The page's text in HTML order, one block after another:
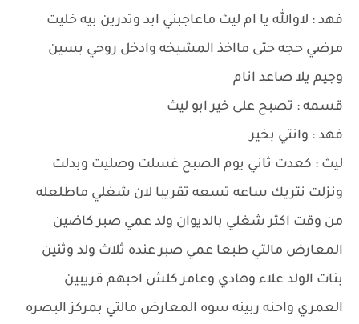
فهد : لاوالله يا ام ليث ماعاجبني ابد وتدرين بيه خليت
مرضي حجه حتى مااخذ المشيخه وادخل روحي بسين
وجيم يلا صاعد انام
قسمه : تصبح على خير ابو ليث
فهد : وانتي بخير
ليث : كعدت ثاني يوم الصبح غسلت وصليت وبدلت
ونزلت نتريك ساعه تسعه تقريبا لان شغلي ماطلعله
من وقت اكثر شغلي بالديوان ولد عمي صبر كاضين
المعارض مالتي طبعا عمي صبر عنده ثلاث ولد وثنين
بنات الولد علاء وهادي وعامر كلش احبهم قريبين
العمري واحنه ربينه سوه المعارض مالتي بمركز البصره